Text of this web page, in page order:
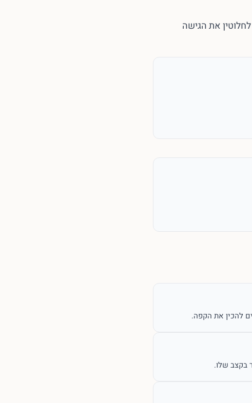
את הגישה
להכין את הקפה.